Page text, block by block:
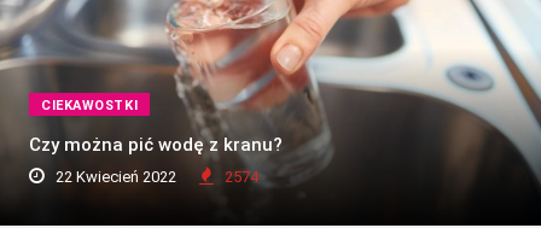
CIEKAWOSTKI
Czy można pić wodę z kranu?
22 Kwiecień 2022 2574